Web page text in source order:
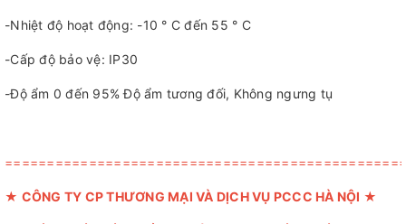
-Nhiệt độ hoạt động: -10 ° C đến 55 ° C
-Cấp độ bảo vệ: IP30
-Độ ẩm 0 đến 95% Độ ẩm tương đối, Không ngưng tụ
★ CÔNG TY CP THƯƠNG MẠI VÀ DỊCH VỤ PCCC HÀ NỘI ★